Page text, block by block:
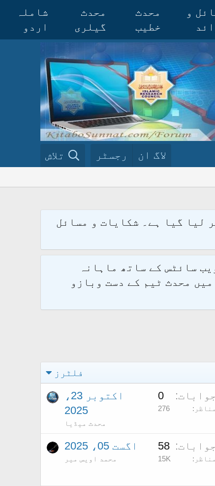
و
محدث
خطیب
محدث
گیلری
شاملہ
اردو
لاگ ان رجسٹر تلاش
2.1.7 پر کامیابی سے منتقل کر لیا گیا ہے۔ شکایات و مسائل
سائٹس کے ساتھ ماہانہ
محدث ٹیم کے دست وبازو
فلٹرز
جوابات 0
مناظر 276
اکتوبر 23،
2025
محدث میڈیا
جوابات 58
مناظر 15K
اگست 05، 2025
محمد اویس میر